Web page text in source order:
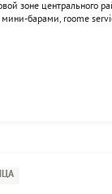
зоне центрального
барами, roome
зал, бассейн,